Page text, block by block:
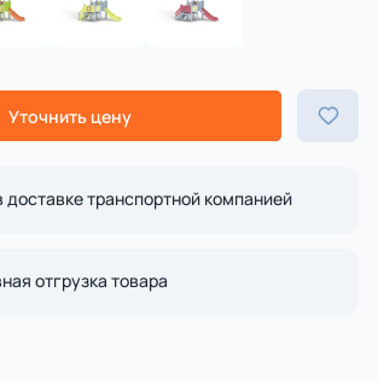
Уточнить цену
транспортной компанией
отгрузка товара